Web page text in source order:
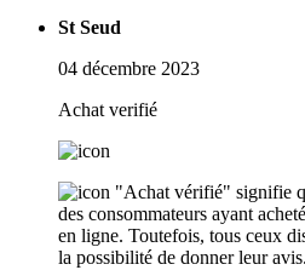
St Seud
04 décembre 2023
Achat verifié
"Achat vérifié" signifie
des consommateurs ayant
en ligne. Toutefois, tous ceux
la possibilité de donner leur avis.